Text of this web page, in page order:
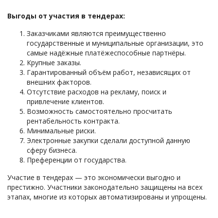
Выгоды от участия в тендерах:
Заказчиками являются преимущественно
государственные и муниципальные организации, это
самые надёжные платёжеспособные партнёры.
Крупные заказы.
Гарантированный объём работ, независящих от
внешних факторов.
Отсутствие расходов на рекламу, поиск и
привлечение клиентов.
Возможность самостоятельно просчитать
рентабельность контракта.
Минимальные риски.
Электронные закупки сделали доступной данную
сферу бизнеса.
Преференции от государства.
Участие в тендерах — это экономически выгодно и
престижно. Участники законодательно защищены на всех
этапах, многие из которых автоматизированы и упрощены.